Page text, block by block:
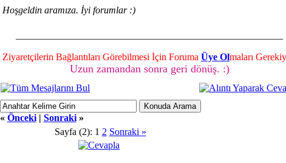
Hoşgeldin aramıza. İyi forumlar :)
Ziyaretçilerin Bağlantıları Görebilmesi İçin Foruma Üye Olmaları
Uzun zamandan sonra geri dönüş. :)
« Önceki| Sonraki»
Sayfa (2): 1 2 Sonraki »